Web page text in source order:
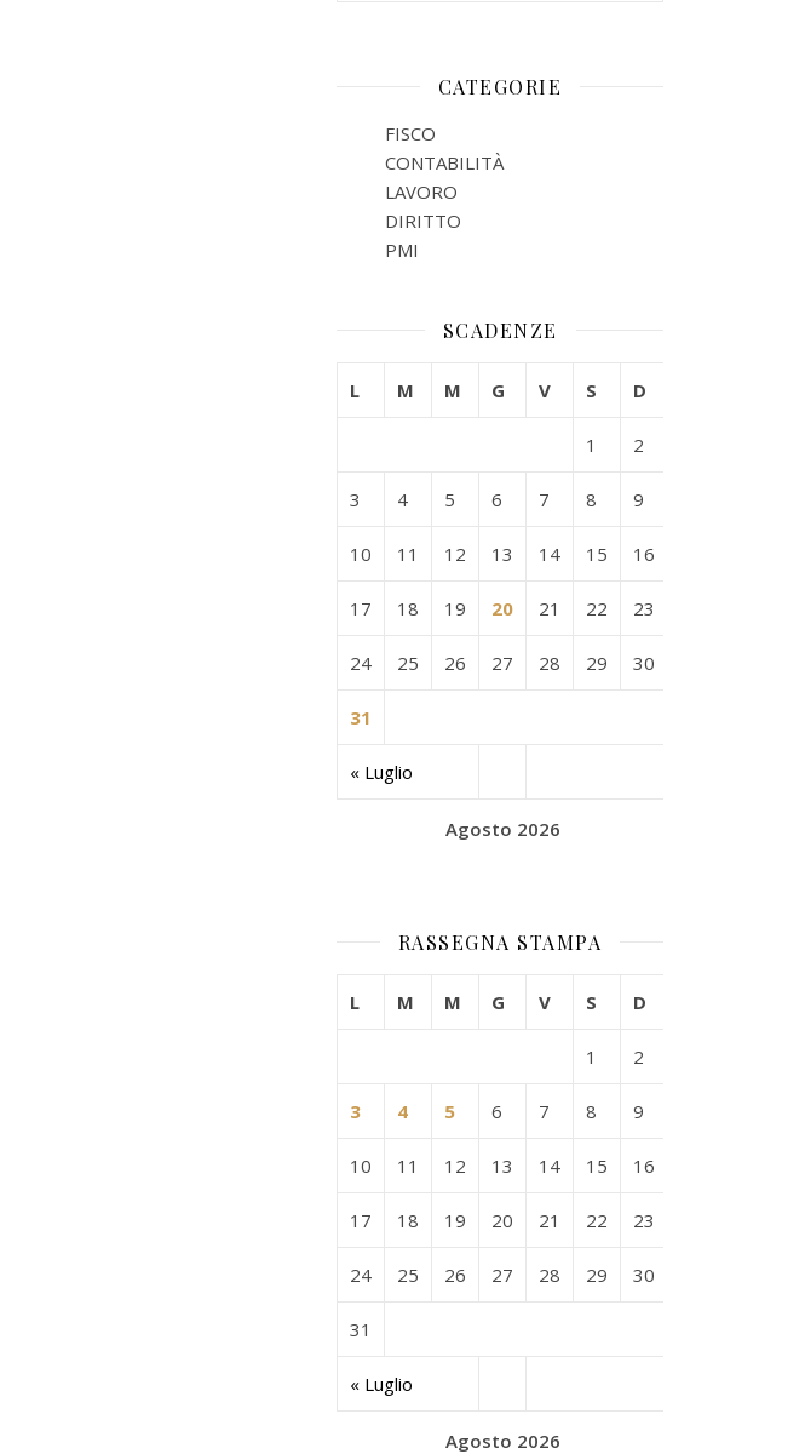
CATEGORIE
FISCO
CONTABILITÀ
LAVORO
DIRITTO
PMI
SCADENZE
Agosto 2026
L M M G V S D
« Luglio
1 2
3 4 5 6 7 8 9
10 11 12 13 14 15 16
17 18 19 20 21 22 23
24 25 26 27 28 29 30
31
RASSEGNA STAMPA
Agosto 2026
L M M G V S D
« Luglio
1 2
3 4 5 6 7 8 9
10 11 12 13 14 15 16
17 18 19 20 21 22 23
24 25 26 27 28 29 30
31